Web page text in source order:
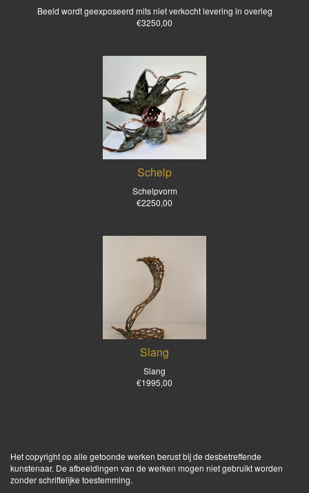
Beeld wordt geexposeerd mits niet verkocht levering in overleg
€3250,00
Schelp
Schelpvorm
€2250,00
Slang
Slang
€1995,00
Het copyright op alle getoonde werken berust bij de desbetreffende
kunstenaar. De afbeeldingen van de werken mogen niet gebruikt worden
zonder schriftelijke toestemming.